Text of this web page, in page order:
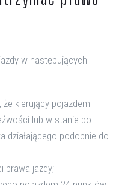
w następujących
kierujący pojazdem
lub w stanie po
działającego podobnie do
prawa jazdy;